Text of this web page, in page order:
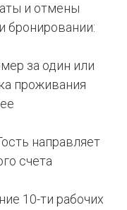
и отмены
бронировании:
за один или
проживания
направляет
счета
10-ти рабочих